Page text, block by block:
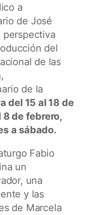
a
de José
perspectiva
del
de las
de la
del 15 al 18 de
8 de febrero,
a sábado.
Fabio
un
una
y las
de Marcela